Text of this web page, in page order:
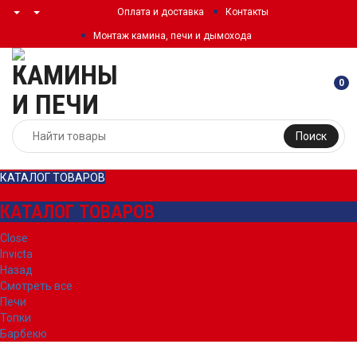
Оплата и доставка Контакты
Монтаж камина, печи и дымохода
Поиск
0
КАТАЛОГ ТОВАРОВ
КАТАЛОГ ТОВАРОВ
Close
Invicta
Назад
Смотреть все
Печи
Топки
Барбекю